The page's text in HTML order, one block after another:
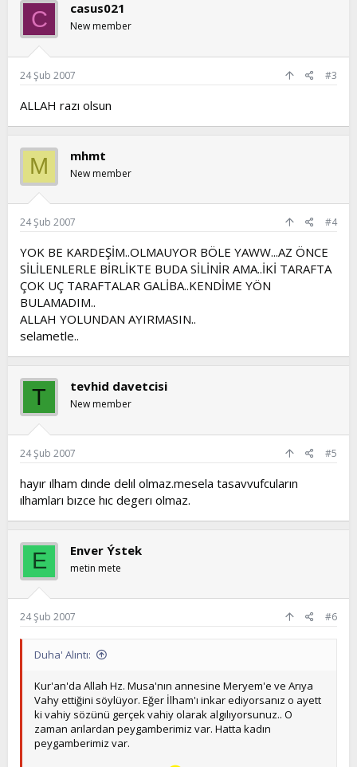
C casus021
New member
24 Şub 2007 #3
ALLAH razı olsun
M mhmt
New member
24 Şub 2007 #4
YOK BE KARDEŞİM..OLMAUYOR BÖLE YAWW...AZ ÖNCE
SİLİLENLERLE BİRLİKTE BUDA SİLİNİR AMA..İKİ TARAFTA
ÇOK UÇ TARAFTALAR GALİBA..KENDİME YÖN
BULAMADIM..
ALLAH YOLUNDAN AYIRMASIN..
selametle..
T tevhid davetcisi
New member
24 Şub 2007 #5
hayır ılham dınde delıl olmaz.mesela tasavvufcuların
ılhamları bızce hıc degerı olmaz.
E Enver Ýstek
metin mete
24 Şub 2007 #6
Duha' Alıntı:
Kur'an'da Allah Hz. Musa'nın annesine Meryem'e ve Arıya
Vahy ettiğini söylüyor. Eğer İlham'ı inkar ediyorsanız o ayett
ki vahiy sözünü gerçek vahiy olarak algılıyorsunuz.. O
zaman arılardan peygamberimiz var. Hatta kadın
peygamberimiz var.